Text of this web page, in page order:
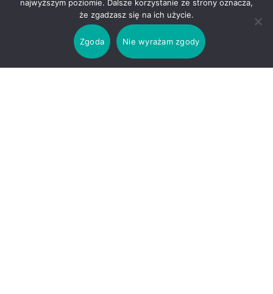
Aleksandra Cyrus
Czas trwania lekcji
najwyższym poziomie. Dalsze korzystanie ze strony oznacza,
że zgadzasz się na ich użycie.
Zgoda Nie wyrażam zgody